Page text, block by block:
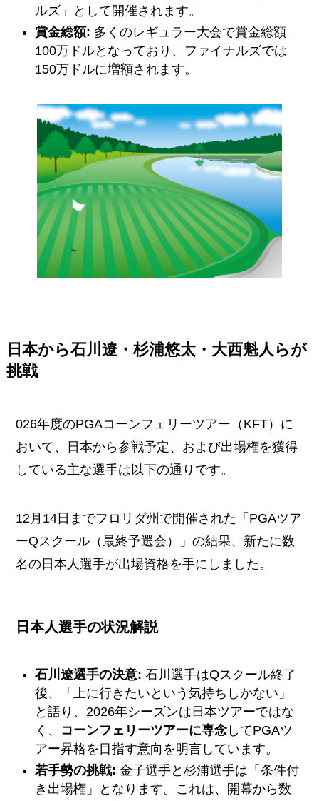
ルズ」として開催されます。
賞金総額: 多くのレギュラー大会で賞金総額
100万ドルとなっており、ファイナルズでは
150万ドルに増額されます。
日本から石川遼・杉浦悠太・大西魁人らが
挑戦
026年度のPGAコーンフェリーツアー（KFT）に
おいて、日本から参戦予定、および出場権を獲得
している主な選手は以下の通りです。
12月14日までフロリダ州で開催された「PGAツア
ーQスクール（最終予選会）」の結果、新たに数
名の日本人選手が出場資格を手にしました。
日本人選手の状況解説
石川遼選手の決意: 石川選手はQスクール終了
後、「上に行きたいという気持ちしかない」
と語り、2026年シーズンは日本ツアーではな
く、 コーンフェリーツアーに専念 してPGAツ
アー昇格を目指す意向を明言しています。
若手勢の挑戦: 金子選手と杉浦選手は「条件付
き出場権」となります。これは、開幕から数